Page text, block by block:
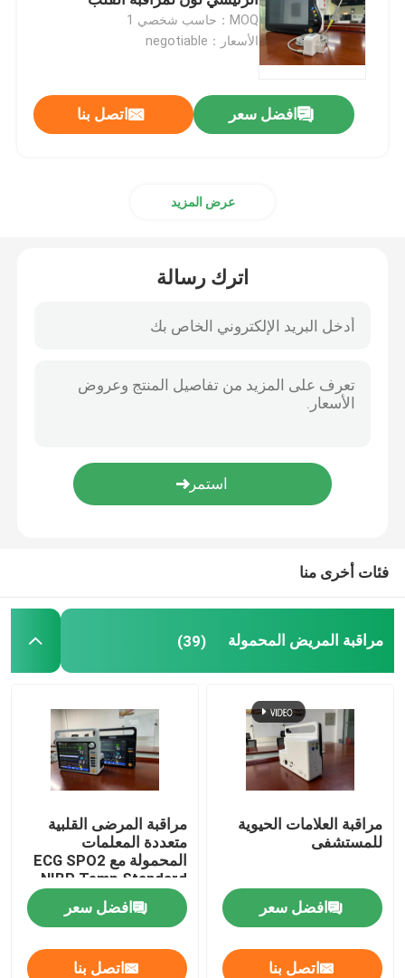
مراقبة المريض المحمولة
مراقب المريض متعدد المعلمات
جهاز مراقبة القلب في وحدة العناية المركزة
مراقبة المرضى حديثي الولادة
مراقبة البيطرية متعددة العوامل
وحدة ثاني أكسيد الكربون الجانبية
وحدة غاز التخدير
مراقبة المرضى في التخدير
الرعاية الطارئة عن بعد
مشابك السكة الحديدية
جهاز مراقبة طبي
عربة المراقبة الطبية
MOQ：حاسب شخصي 1
الأسعار：negotiable
افضل سعر اتصل بنا
عرض المزيد
اترك رسالة
فئات أخرى منا
مراقبة المريض المحمولة (39)
مراقبة العلامات الحيوية
للمستشفى
افضل سعر
اتصل بنا
مراقبة المرضى القلبية
متعددة المعلمات
المحمولة مع ECG SPO2
NIBP Temp Standard
افضل سعر
اتصل بنا